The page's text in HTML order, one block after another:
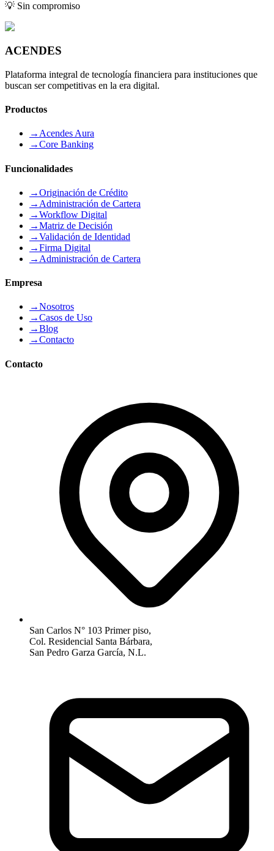
💡 Sin compromiso
ACENDES
Plataforma integral de tecnología financiera para instituciones que
buscan ser competitivas en la era digital.
Productos
→ Acendes Aura
→Core Banking
Funcionalidades
→Originación de Crédito
→ Administración de Cartera
→Workflow Digital
→Matriz de Decisión
→Validación de Identidad
→Firma Digital
→ Administración de Cartera
Empresa
→Nosotros
→Casos de Uso
→Blog
→Contacto
Contacto
San Carlos N° 103 Primer piso,
Col. Residencial Santa Bárbara,
San Pedro Garza García, N.L.